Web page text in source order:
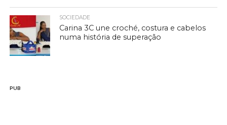
SOCIEDADE
Carina 3C une croché, costura e cabelos
numa história de superação
PUB